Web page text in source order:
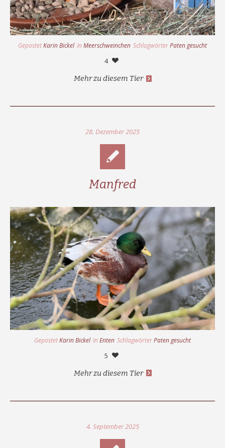
GepostetKarin Bickel In Meerschweinchen SchlagwörterPaten gesucht
4
Mehr zu diesem Tier
28. Dezember 2025
Manfred
GepostetKarin Bickel In Enten SchlagwörterPaten gesucht
5
Mehr zu diesem Tier
4. September 2025